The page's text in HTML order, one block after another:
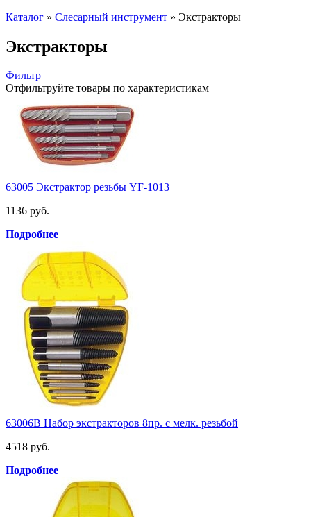
Каталог » Слесарный инструмент » Экстракторы
Экстракторы
Фильтр
Отфильтруйте товары по характеристикам
63005 Экстрактор резьбы YF-1013
1136 руб.
Подробнее
63006B Набор экстракторов 8пр. с мелк. резьбой
4518 руб.
Подробнее